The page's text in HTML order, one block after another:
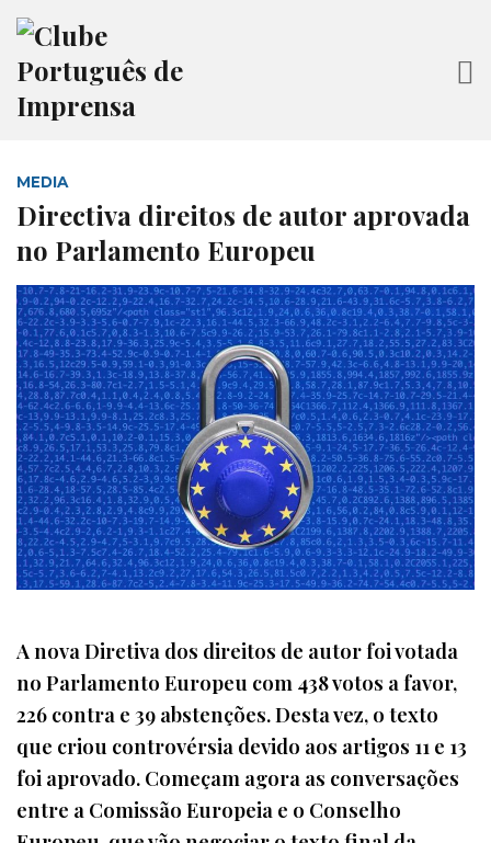
MEDIA
Directiva direitos de autor aprovada
no Parlamento Europeu
A nova Diretiva dos direitos de autor foi votada
no Parlamento Europeu com 438 votos a favor,
226 contra e 39 abstenções. Desta vez, o texto
que criou controvérsia devido aos artigos 11 e 13
foi aprovado. Começam agora as conversações
entre a Comissão Europeia e o Conselho